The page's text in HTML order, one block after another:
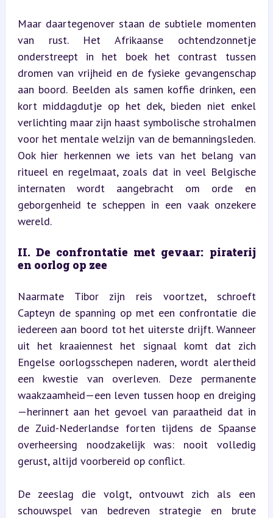
Maar daartegenover staan de subtiele momenten
van rust. Het Afrikaanse ochtendzonnetje
onderstreept in het boek het contrast tussen
dromen van vrijheid en de fysieke gevangenschap
aan boord. Beelden als samen koffie drinken, een
kort middagdutje op het dek, bieden niet enkel
verlichting maar zijn haast symbolische strohalmen
voor het mentale welzijn van de bemanningsleden.
Ook hier herkennen we iets van het belang van
ritueel en regelmaat, zoals dat in veel Belgische
internaten wordt aangebracht om orde en
geborgenheid te scheppen in een vaak onzekere
wereld.
II. De confrontatie met gevaar: piraterij
en oorlog op zee
Naarmate Tibor zijn reis voortzet, schroeft
Capteyn de spanning op met een confrontatie die
iedereen aan boord tot het uiterste drijft. Wanneer
uit het kraaiennest het signaal komt dat zich
Engelse oorlogsschepen naderen, wordt alertheid
een kwestie van overleven. Deze permanente
waakzaamheid—een leven tussen hoop en dreiging
—herinnert aan het gevoel van paraatheid dat in
de Zuid-Nederlandse forten tijdens de Spaanse
overheersing noodzakelijk was: nooit volledig
gerust, altijd voorbereid op conflict.
De zeeslag die volgt, ontvouwt zich als een
schouwspel van bedreven strategie en brute